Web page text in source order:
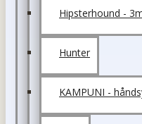
Hipsterhound -
Hunter
KAMPUNI -